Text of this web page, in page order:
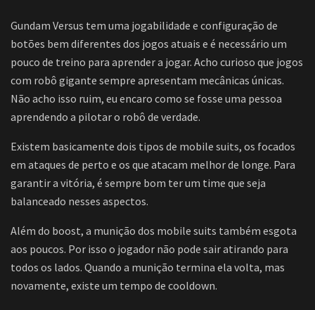
Gundam Versus tem uma jogabilidade e configuração de
botões bem diferentes dos jogos atuais e é necessário um
pouco de treino para aprender a jogar. Acho curioso que jogos
com robô gigante sempre apresentam mecânicas únicas.
Não acho isso ruim, eu encaro como se fosse uma pessoa
aprendendo a pilotar o robô de verdade.
Existem basicamente dois tipos de mobile suits, os focados
em ataques de perto e os que atacam melhor de longe. Para
garantir a vitória, é sempre bom ter um time que seja
balanceado nesses aspectos.
Além do boost, a munição dos mobile suits também esgota
aos poucos. Por isso o jogador não pode sair atirando para
todos os lados. Quando a munição termina ela volta, mas
novamente, existe um tempo de cooldown.